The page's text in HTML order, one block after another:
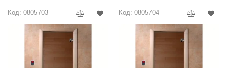
Код: 0805703 Код: 0805704